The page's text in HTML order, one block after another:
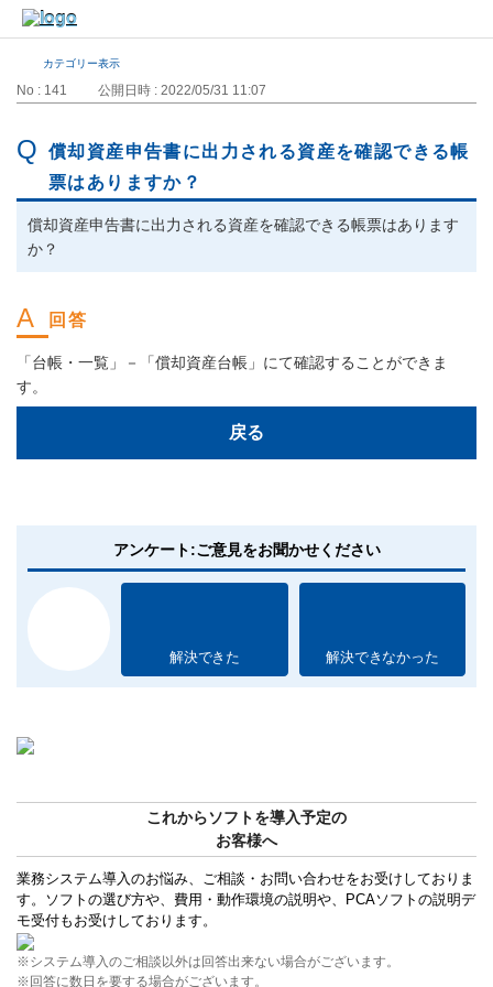
カテゴリー表示
No : 141 公開日時 : 2022/05/31 11:07
償却資産申告書に出力される資産を確認できる帳
票はありますか？
償却資産申告書に出力される資産を確認できる帳票はあります
か？
「台帳・一覧」－「償却資産台帳」にて確認することができま
す。
戻る
アンケート:ご意見をお聞かせください
解決できた 解決できなかった
これからソフトを導入予定の
お客様へ
業務システム導入のお悩み、ご相談・お問い合わせをお受けしておりま
す。ソフトの選び方や、費用・動作環境の説明や、PCAソフトの説明デ
モ受付もお受けしております。
※システム導入のご相談以外は回答出来ない場合がございます。
※回答に数日を要する場合がございます。